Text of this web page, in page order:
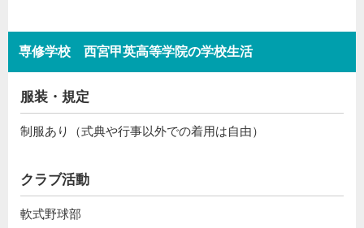
専修学校 西宮甲英高等学院の学校生活
服装・規定
制服あり（式典や行事以外での着用は自由）
クラブ活動
軟式野球部